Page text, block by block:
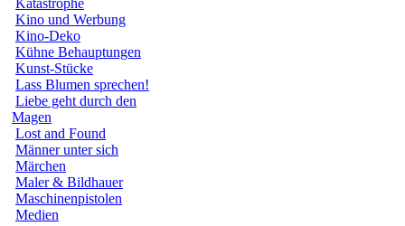
Katastrophe
Kino und Werbung
Kino-Deko
Kühne Behauptungen
Kunst-Stücke
Lass Blumen sprechen!
Liebe geht durch den
Magen
Lost and Found
Männer unter sich
Märchen
Maler & Bildhauer
Maschinenpistolen
Medien